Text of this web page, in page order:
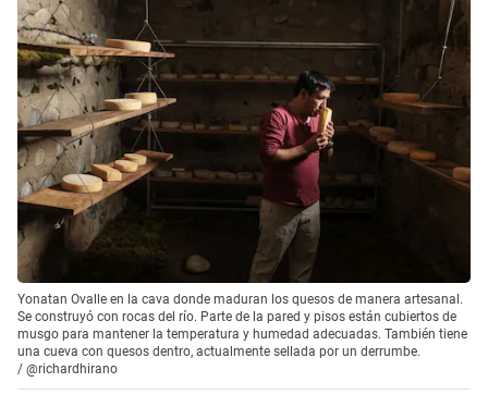
Yonatan Ovalle en la cava donde maduran los quesos de manera artesanal.
Se construyó con rocas del río. Parte de la pared y pisos están cubiertos de
musgo para mantener la temperatura y humedad adecuadas. También tiene
una cueva con quesos dentro, actualmente sellada por un derrumbe.
/ @richardhirano